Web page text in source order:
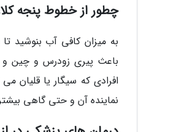
چطور از خطوط پنجه
به میزان کافی آب بنوشید
باعث پیری زودرس و چین و
افرادی که سیگار یا قلیان
نماینده آن و حتی گاهی